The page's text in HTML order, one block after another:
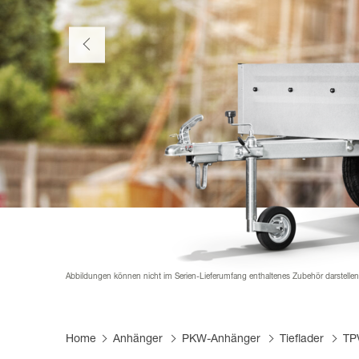
Mautfrei Anhänger fahren
Planen
Karriere
Händler
Abbildungen können nicht im Serien-Lieferumfang enthaltenes Zubehör
Home Anhänger PKW-Anhänger Tieflader